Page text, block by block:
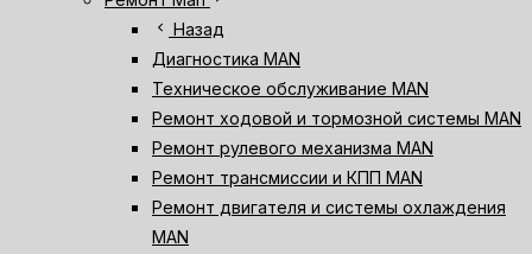
chevron_left Назад
Диагностика MAN
Техническое обслуживание MAN
Ремонт ходовой и тормозной системы MAN
Ремонт рулевого механизма MAN
Ремонт трансмиссии и КПП MAN
Ремонт двигателя и системы охлаждения
MAN